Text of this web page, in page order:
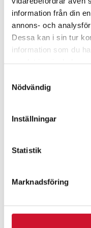
information från din
annons- och
Dessa kan i sin tur
information som du
Nödvändig
Inställningar
Statistik
Marknadsföring